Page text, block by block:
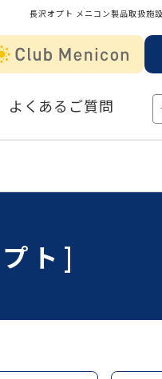
長沢オプト メニコン製品取扱施
よくあるご質問
ト]